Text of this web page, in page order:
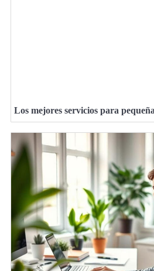
Los mejores servicios para